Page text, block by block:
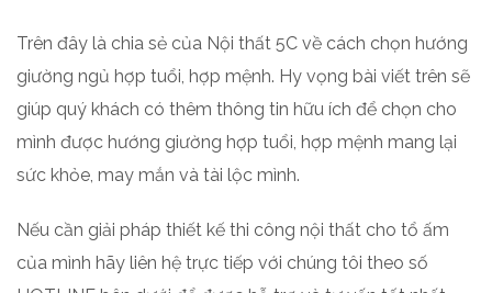
Trên đây là chia sẻ của Nội thất 5C về cách chọn hướng
giường ngủ hợp tuổi, hợp mệnh. Hy vọng bài viết trên sẽ
giúp quý khách có thêm thông tin hữu ích để chọn cho
mình được hướng giường hợp tuổi, hợp mệnh mang lại
sức khỏe, may mắn và tài lộc mình.
Nếu cần giải pháp thiết kế thi công nội thất cho tổ ấm
của mình hãy liên hệ trực tiếp với chúng tôi theo số